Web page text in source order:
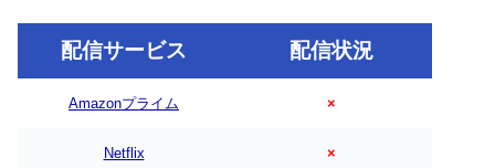
配信サービス 配信状況
Amazonプライム ×
Netflix ×